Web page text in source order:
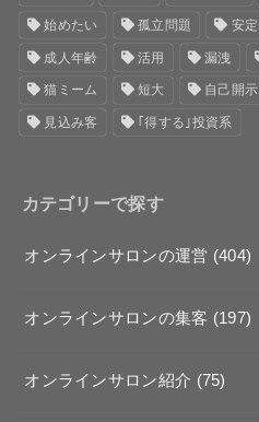
始めたい 孤立問題 安定
成人年齢 活用 漏洩
猫ミーム 短大 自己開示
見込み客 ｢得する｣投資系
カテゴリーで探す
オンラインサロンの運営 (404)
オンラインサロンの集客 (197)
オンラインサロン紹介 (75)